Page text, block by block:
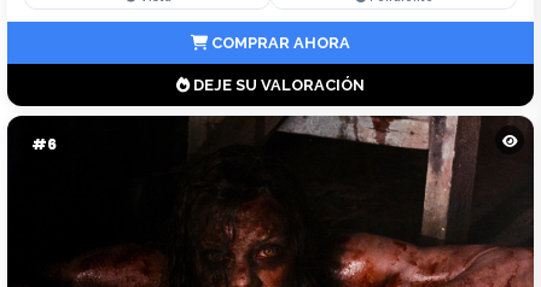
COMPRAR AHORA
DEJE SU VALORACIÓN
#6